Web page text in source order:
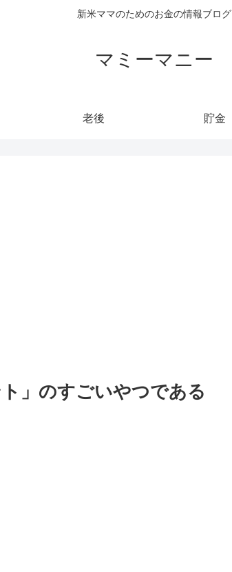
新米ママのためのお金の情報ブログ
マミーマニー
老後 貯金
」のすごいやつである